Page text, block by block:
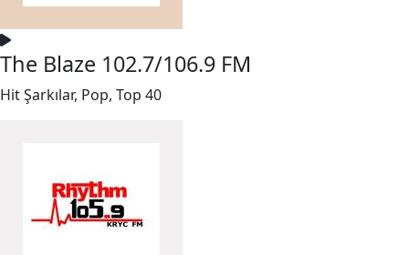
The Blaze 102.7/106.9 FM
Hit Şarkılar, Pop, Top 40